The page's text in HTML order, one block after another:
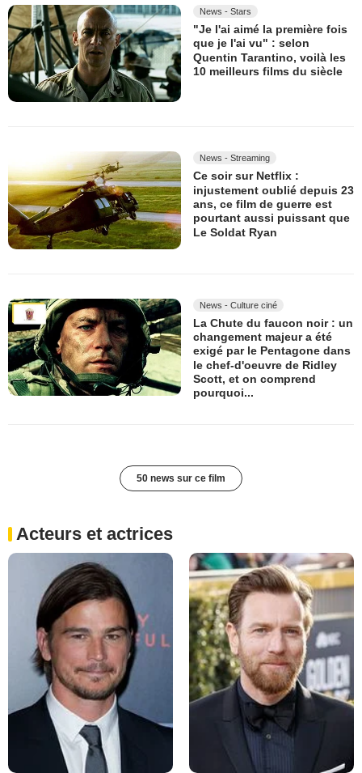
News - Stars
"Je l'ai aimé la première fois
que je l'ai vu" : selon
Quentin Tarantino, voilà les
10 meilleurs films du siècle
News - Streaming
Ce soir sur Netflix :
injustement oublié depuis 23
ans, ce film de guerre est
pourtant aussi puissant que
Le Soldat Ryan
News - Culture ciné
La Chute du faucon noir : un
changement majeur a été
exigé par le Pentagone dans
le chef-d'oeuvre de Ridley
Scott, et on comprend
pourquoi...
50 news sur ce film
Acteurs et actrices